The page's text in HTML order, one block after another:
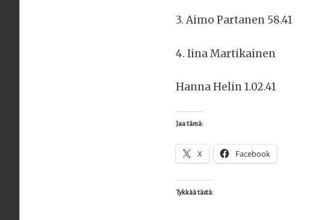
3. Aimo Partanen 58.41
4. Iina Martikainen
Hanna Helin 1.02.41
Jaa tämä:
X Facebook
Tykkää tästä: